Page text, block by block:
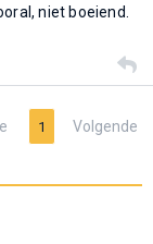
niet boeiend.
1 Volgende